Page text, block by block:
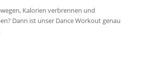
Kalorien verbrennen und
Dann ist unser Dance Workout genau